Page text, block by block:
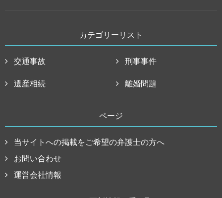
カテゴリーリスト
交通事故 刑事事件
遺産相続 離婚問題
ページ
当サイトへの掲載をご希望の弁護士の方へ
お問い合わせ
運営会社情報